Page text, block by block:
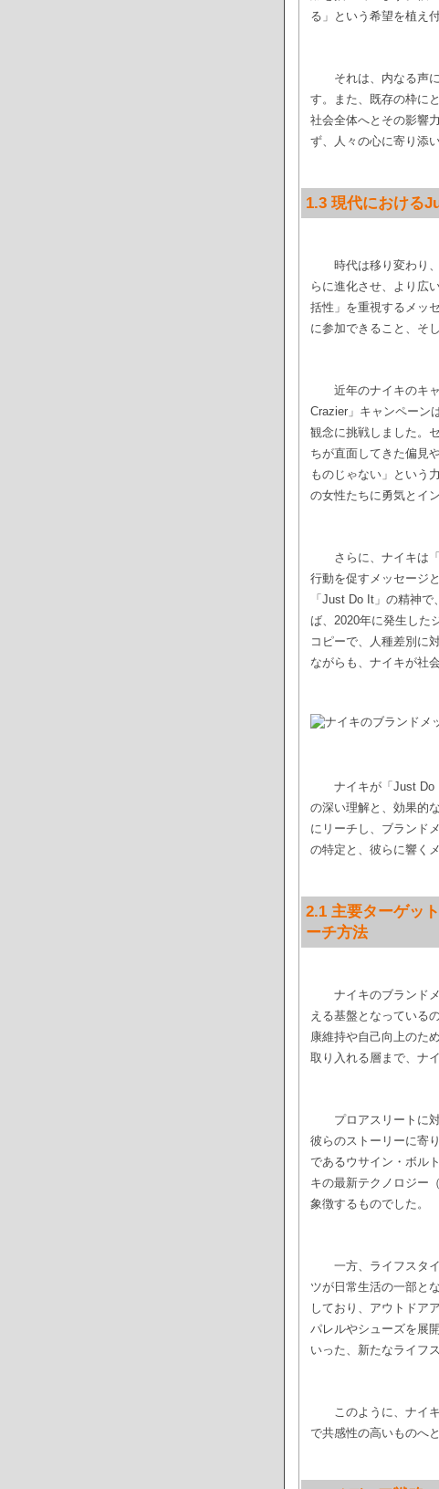
る」という希望を植え
それは、内なる声
す。また、既存の枠に
社会全体へとその影響
ず、人々の心に寄り添
1.3 現代における
時代は移り変わり
らに進化させ、より広
括性」を重視するメッ
に参加できること、そ
近年のナイキのキ
Crazier」キャンペーン
観念に挑戦しました。
ちが直面してきた偏見
ものじゃない」という
の女性たちに勇気とイ
さらに、ナイキは
行動を促すメッセージ
「Just Do It」の精神
ば、2020年に発生した
コピーで、人種差別に
ながらも、ナイキが社
ナイキが「Just Do
の深い理解と、効果的
にリーチし、ブランド
の特定と、彼らに響く
2.1 主要ターゲッ
ーチ方法
ナイキのブランド
える基盤となっている
康維持や自己向上のた
取り入れる層まで、ナ
プロアスリートに
彼らのストーリーに寄
であるウサイン・ボル
キの最新テクノロジー
象徴するものでした。
一方、ライフスタ
ツが日常生活の一部と
しており、アウトドア
パレルやシューズを展
いった、新たなライフ
このように、ナイ
で共感性の高いものへ